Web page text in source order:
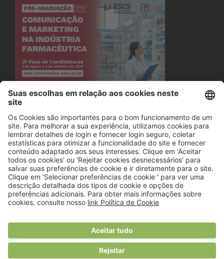
© 2018 Viver Saudável
O portal dos profissionais de nutrição